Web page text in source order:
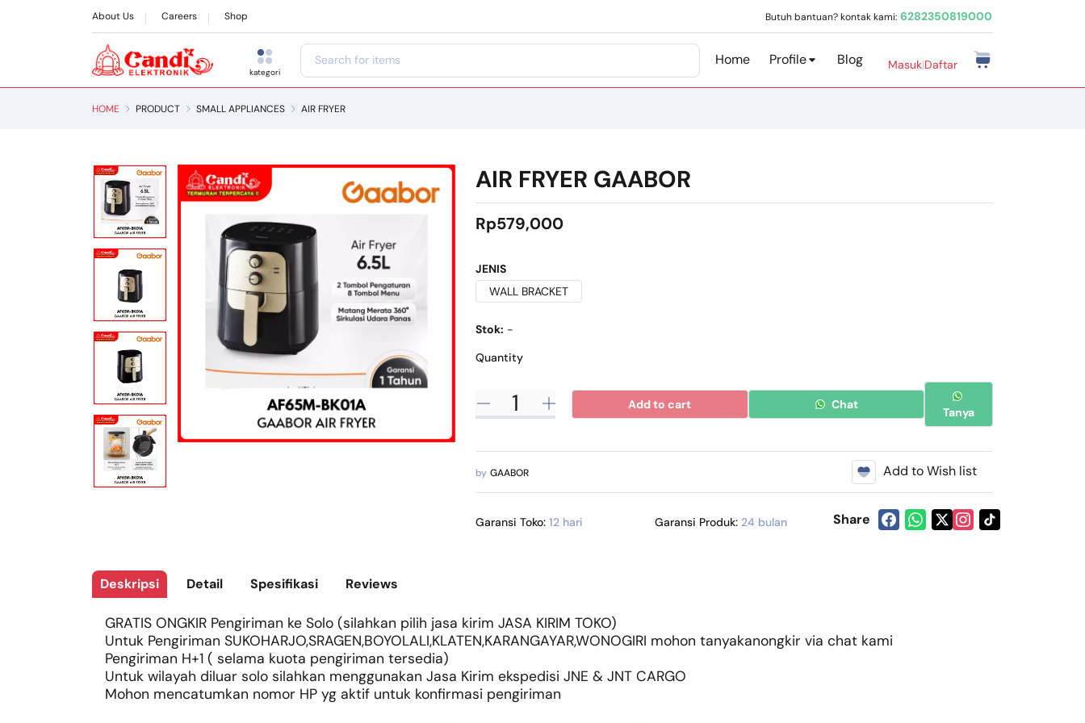
About Us Careers Shop Butuh bantuan? kontak kami: 6282350819000
kategori
Home Profile Blog Masuk|Daftar
HOME PRODUCT SMALL APPLIANCES AIR FRYER
AIR FRYER GAABOR
Rp579,000
JENIS
WALL BRACKET
Stok: -
Quantity
Add to cart Chat
Tanya
by GAABOR Add to Wish list
Garansi Toko: 12 hari Garansi Produk: 24 bulan Share
Deskripsi Detail Spesifikasi Reviews
GRATIS ONGKIR Pengiriman ke Solo (silahkan pilih jasa kirim JASA KIRIM TOKO)
Untuk Pengiriman SUKOHARJO,SRAGEN,BOYOLALI,KLATEN,KARANGAYAR,WONOGIRI mohon tanyakanongkir via chat kami
Pengiriman H+1 ( selama kuota pengiriman tersedia)
Untuk wilayah diluar solo silahkan menggunakan Jasa Kirim ekspedisi JNE & JNT CARGO
Mohon mencatumkan nomor HP yg aktif untuk konfirmasi pengiriman